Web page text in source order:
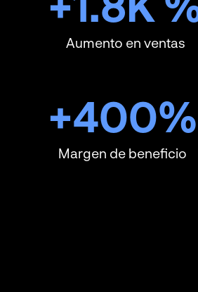
Aumento en ventas
Margen de beneficio
+400%